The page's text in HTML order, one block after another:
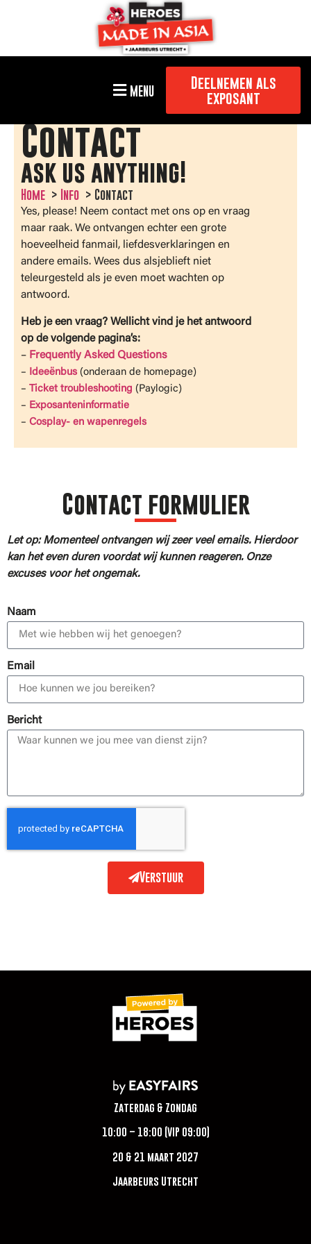
MENU
Deelnemen als
exposant
Contact
ask us anything!
Home Info Contact
Yes, please! Neem contact met ons op en vraag
maar raak. We ontvangen echter een grote
hoeveelheid fanmail, liefdesverklaringen en
andere emails. Wees dus alsjeblieft niet
teleurgesteld als je even moet wachten op
antwoord.
Heb je een vraag? Wellicht vind je het antwoord
op de volgende pagina’s:
– Frequently Asked Questions
– Ideeënbus (onderaan de homepage)
–
Ticket troubleshooting (Paylogic)
– Exposanteninformatie
– Cosplay- en wapenregels
Contact formulier
Let op: Momenteel ontvangen wij zeer veel emails. Hierdoor
kan het even duren voordat wij kunnen reageren. Onze
excuses voor het ongemak.
Naam
Email
Bericht
Verstuur
Zaterdag & Zondag
10:00 – 18:00 (VIP 09:00)
20 & 21 maart 2027
Jaarbeurs Utrecht